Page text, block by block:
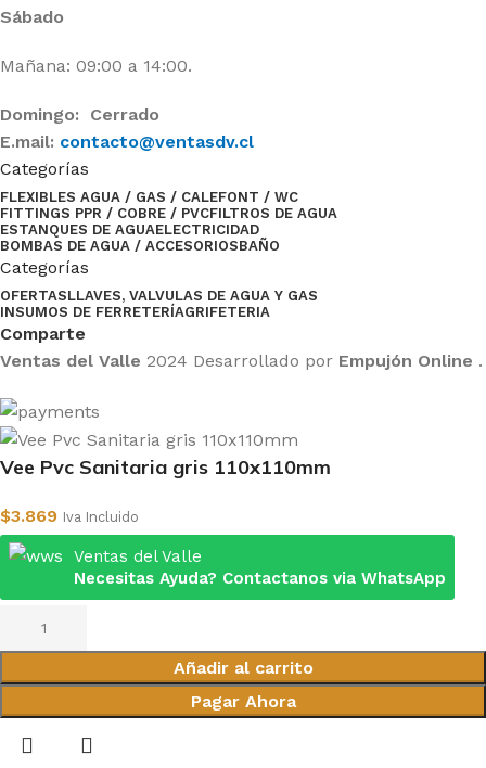
Sábado
Mañana: 09:00 a 14:00.
Domingo: Cerrado
E.mail: contacto@ventasdv.cl
Categorías
FLEXIBLES AGUA / GAS / CALEFONT / WC
FITTINGS PPR / COBRE / PVCFILTROS DE AGUA
ESTANQUES DE AGUAELECTRICIDAD
BOMBAS DE AGUA / ACCESORIOSBAÑO
Categorías
OFERTASLLAVES, VALVULAS DE AGUA Y GAS
INSUMOS DE FERRETERÍAGRIFETERIA
Comparte
Ventas del Valle 2024 Desarrollado por Empujón Online .
Vee Pvc Sanitaria gris 110x110mm
$3.869 Iva Incluido
Ventas del Valle
Necesitas Ayuda? Contactanos via WhatsApp
Añadir al carrito
Pagar Ahora